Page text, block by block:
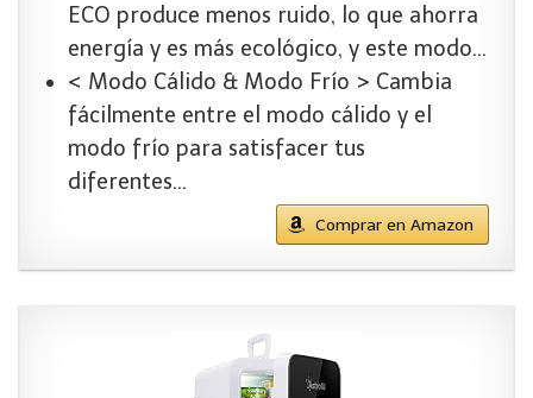
ECO produce menos ruido, lo que ahorra
energía y es más ecológico, y este modo…
< Modo Cálido & Modo Frío > Cambia
fácilmente entre el modo cálido y el
modo frío para satisfacer tus
diferentes…
Comprar en Amazon